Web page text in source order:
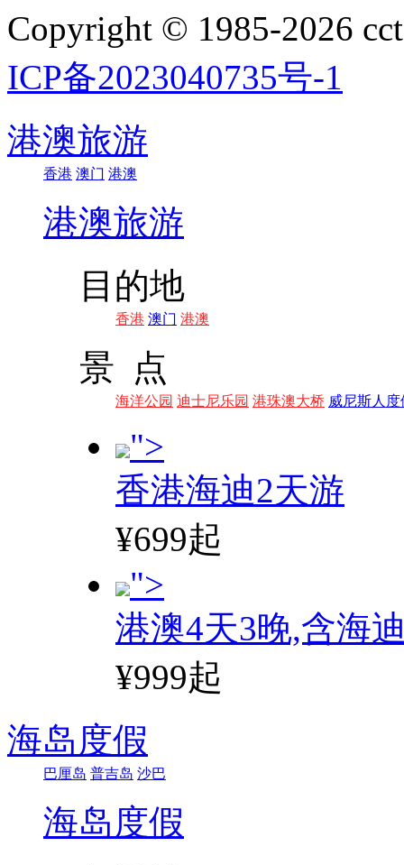
Copyright © 1985-2026
ICP备2023040735号-1
港澳旅游
香港 澳门 港澳
港澳旅游
目的地
香港 澳门 港澳
景 点
海洋公园 迪士尼乐园 港珠澳大桥 威尼斯人度
">
香港海迪2天游
¥699起
">
港澳4天3晚,含海
¥999起
海岛度假
巴厘岛 普吉岛 沙巴
海岛度假